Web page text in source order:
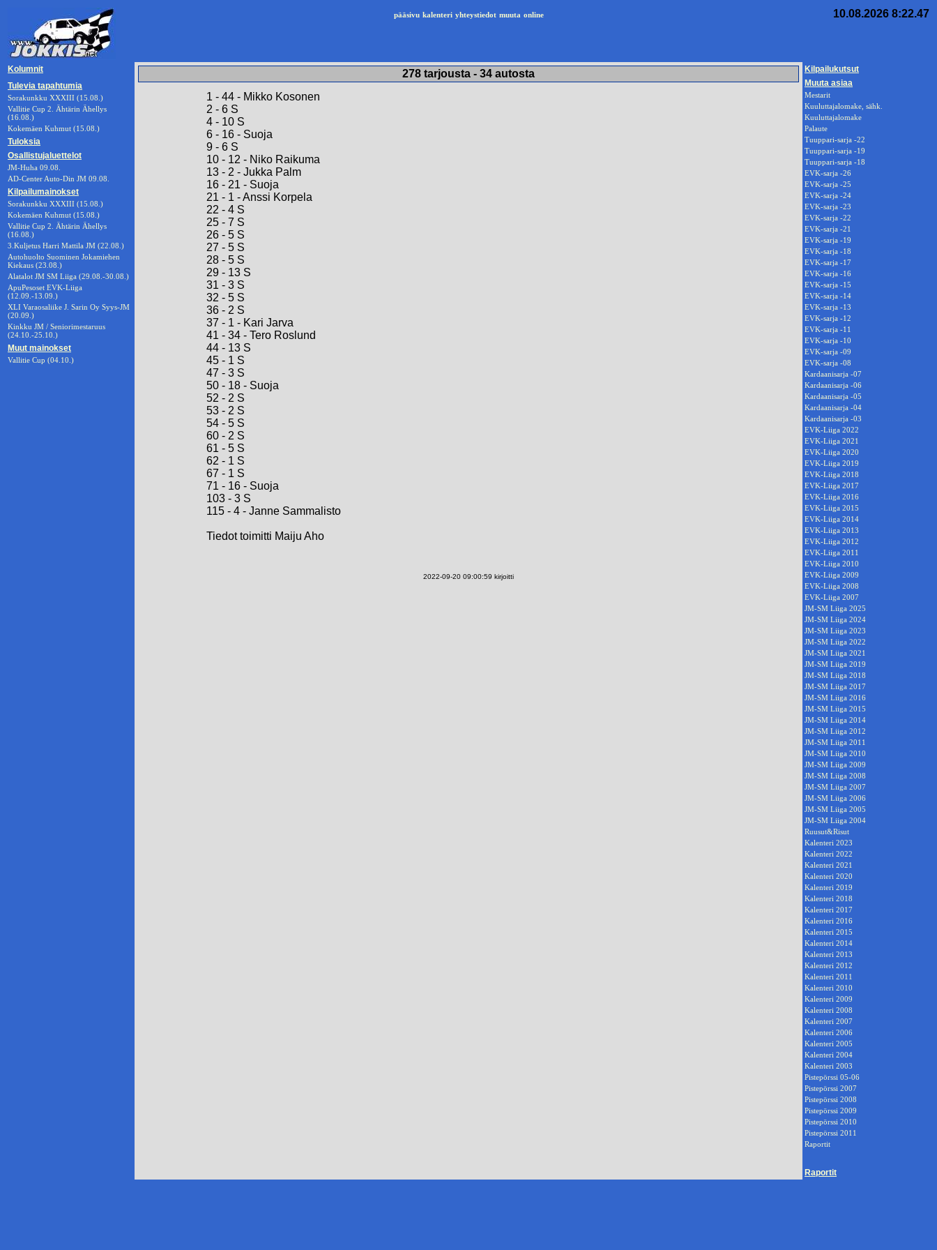
pääsivu kalenteri yhteystiedot muuta online 10.08.2026 8:22.47
Kolumnit
Tulevia tapahtumia
Sorakunkku XXXIII (15.08.)
Vallitie Cup 2. Ähtärin Ähellys
(16.08.)
Kokemäen Kuhmut (15.08.)
Tuloksia
Osallistujaluettelot
JM-Huha 09.08.
AD-Center Auto-Din JM 09.08.
Kilpailumainokset
Sorakunkku XXXIII (15.08.)
Kokemäen Kuhmut (15.08.)
Vallitie Cup 2. Ähtärin Ähellys
(16.08.)
3.Kuljetus Harri Mattila JM (22.08.)
Autohuolto Suominen Jokamiehen
Kiekaus (23.08.)
Alatalot JM SM Liiga (29.08.-30.08.)
ApuPesoset EVK-Liiga
(12.09.-13.09.)
XLI Varaosaliike J. Sarin Oy Syys-JM
(20.09.)
Kinkku JM / Seniorimestaruus
(24.10.-25.10.)
Muut mainokset
Vallitie Cup (04.10.)
278 tarjousta - 34 autosta
1 - 44 - Mikko Kosonen
2 - 6 S
4 - 10 S
6 - 16 - Suoja
9 - 6 S
10 - 12 - Niko Raikuma
13 - 2 - Jukka Palm
16 - 21 - Suoja
21 - 1 - Anssi Korpela
22 - 4 S
25 - 7 S
26 - 5 S
27 - 5 S
28 - 5 S
29 - 13 S
31 - 3 S
32 - 5 S
36 - 2 S
37 - 1 - Kari Jarva
41 - 34 - Tero Roslund
44 - 13 S
45 - 1 S
47 - 3 S
50 - 18 - Suoja
52 - 2 S
53 - 2 S
54 - 5 S
60 - 2 S
61 - 5 S
62 - 1 S
67 - 1 S
71 - 16 - Suoja
103 - 3 S
115 - 4 - Janne Sammalisto
Tiedot toimitti Maiju Aho
2022-09-20 09:00:59 kirjoitti
Kilpailukutsut
Muuta asiaa
Mestarit
Kuuluttajalomake, sähk.
Kuuluttajalomake
Palaute
Tuuppari-sarja -22
Tuuppari-sarja -19
Tuuppari-sarja -18
EVK-sarja -26
EVK-sarja -25
EVK-sarja -24
EVK-sarja -23
EVK-sarja -22
EVK-sarja -21
EVK-sarja -19
EVK-sarja -18
EVK-sarja -17
EVK-sarja -16
EVK-sarja -15
EVK-sarja -14
EVK-sarja -13
EVK-sarja -12
EVK-sarja -11
EVK-sarja -10
EVK-sarja -09
EVK-sarja -08
Kardaanisarja -07
Kardaanisarja -06
Kardaanisarja -05
Kardaanisarja -04
Kardaanisarja -03
EVK-Liiga 2022
EVK-Liiga 2021
EVK-Liiga 2020
EVK-Liiga 2019
EVK-Liiga 2018
EVK-Liiga 2017
EVK-Liiga 2016
EVK-Liiga 2015
EVK-Liiga 2014
EVK-Liiga 2013
EVK-Liiga 2012
EVK-Liiga 2011
EVK-Liiga 2010
EVK-Liiga 2009
EVK-Liiga 2008
EVK-Liiga 2007
JM-SM Liiga 2025
JM-SM Liiga 2024
JM-SM Liiga 2023
JM-SM Liiga 2022
JM-SM Liiga 2021
JM-SM Liiga 2019
JM-SM Liiga 2018
JM-SM Liiga 2017
JM-SM Liiga 2016
JM-SM Liiga 2015
JM-SM Liiga 2014
JM-SM Liiga 2012
JM-SM Liiga 2011
JM-SM Liiga 2010
JM-SM Liiga 2009
JM-SM Liiga 2008
JM-SM Liiga 2007
JM-SM Liiga 2006
JM-SM Liiga 2005
JM-SM Liiga 2004
Ruusut&Risut
Kalenteri 2023
Kalenteri 2022
Kalenteri 2021
Kalenteri 2020
Kalenteri 2019
Kalenteri 2018
Kalenteri 2017
Kalenteri 2016
Kalenteri 2015
Kalenteri 2014
Kalenteri 2013
Kalenteri 2012
Kalenteri 2011
Kalenteri 2010
Kalenteri 2009
Kalenteri 2008
Kalenteri 2007
Kalenteri 2006
Kalenteri 2005
Kalenteri 2004
Kalenteri 2003
Pistepörssi 05-06
Pistepörssi 2007
Pistepörssi 2008
Pistepörssi 2009
Pistepörssi 2010
Pistepörssi 2011
Raportit
Raportit